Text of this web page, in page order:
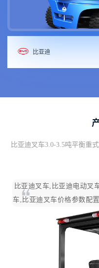
比亚迪
比亚迪叉车3.0-3.5吨平衡重
比亚迪叉车,比亚迪电动叉
车,比亚迪叉车价格参数配